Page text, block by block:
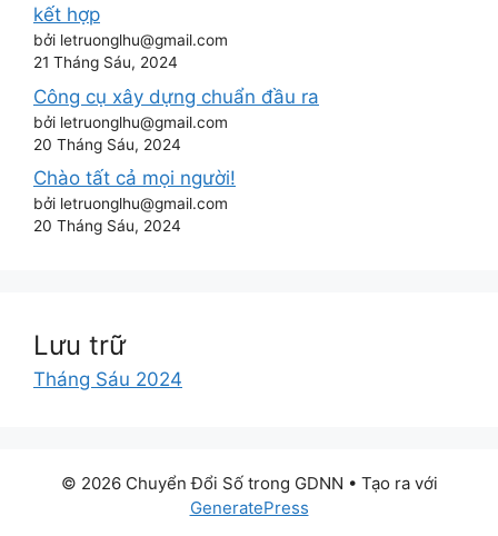
kết hợp
bởi letruonglhu@gmail.com
21 Tháng Sáu, 2024
Công cụ xây dựng chuẩn đầu ra
bởi letruonglhu@gmail.com
20 Tháng Sáu, 2024
Chào tất cả mọi người!
bởi letruonglhu@gmail.com
20 Tháng Sáu, 2024
Lưu trữ
Tháng Sáu 2024
© 2026 Chuyển Đổi Số trong GDNN • Tạo ra với
GeneratePress